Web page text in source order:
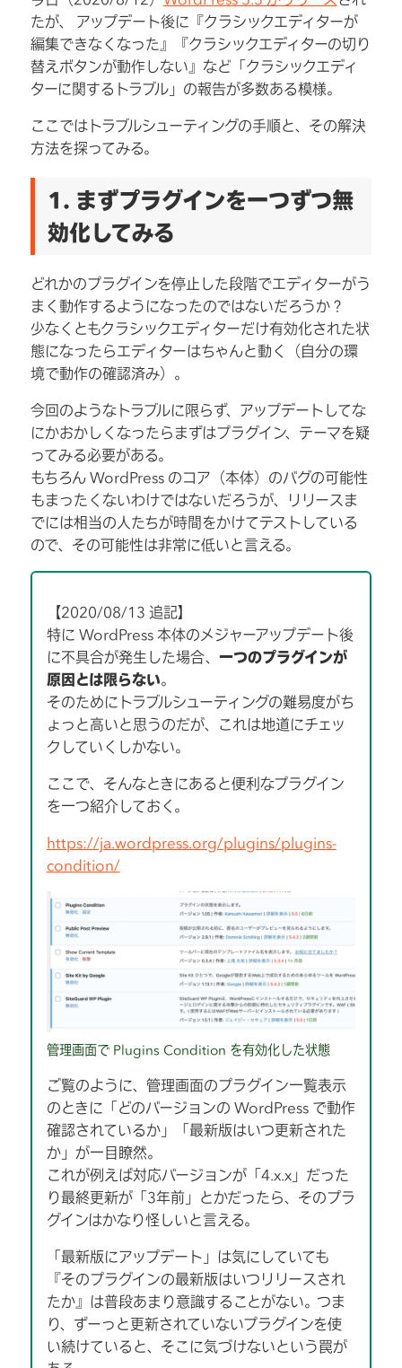
たが、 アップデート後に『クラシックエディターが
編集できなくなった』『クラシックエディターの切り
替えボタンが動作しない』など「クラシックエディ
ターに関するトラブル」の報告が多数ある模様。
ここではトラブルシューティングの手順と、その解決
方法を探ってみる。
1. まずプラグインを一つずつ無
効化してみる
どれかのプラグインを停止した段階でエディターがう
まく動作するようになったのではないだろうか？
少なくともクラシックエディターだけ有効化された状
態になったらエディターはちゃんと動く（自分の環
境で動作の確認済み）。
今回のようなトラブルに限らず、アップデートしてな
にかおかしくなったらまずはプラグイン、テーマを疑
ってみる必要がある。
もちろん WordPress のコア（本体）のバグの可能性
もまったくないわけではないだろうが、リリースま
でには相当の人たちが時間をかけてテストしている
ので、その可能性は非常に低いと言える。
【2020/08/13 追記】
特に WordPress 本体のメジャーアップデート後
に不具合が発生した場合、 一つのプラグインが
原因とは限らない。
そのためにトラブルシューティングの難易度がち
ょっと高いと思うのだが、これは地道にチェッ
クしていくしかない。
ここで、そんなときにあると便利なプラグイン
を一つ紹介しておく。
https://ja.wordpress.org/plugins/plugins-
condition/
管理画面で Plugins Condition を有効化した状態
ご覧のように、管理画面のプラグイン一覧表示
のときに「どのバージョンの WordPress で動作
確認されているか」「最新版はいつ更新された
か」が一目瞭然。
これが例えば対応バージョンが「4.x.x」だった
り最終更新が「3年前」とかだったら、そのプラ
グインはかなり怪しいと言える。
「最新版にアップデート」は気にしていても
『そのプラグインの最新版はいつリリースされ
たか』は普段あまり意識することがない。つま
り、ずーっと更新されていないプラグインを使
い続けていると、そこに気づけないという罠が